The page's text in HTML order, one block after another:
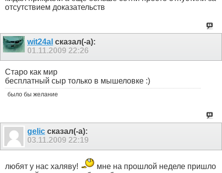
отсутствием доказательств
wit24al сказал(-а):
01.11.2009 22:26
Старо как мир
бесплатный сыр только в мышеловке :)
было бы желание
gelic сказал(-а):
03.11.2009 22:19
любят у нас халяву!
мне на прошлой неделе пришло